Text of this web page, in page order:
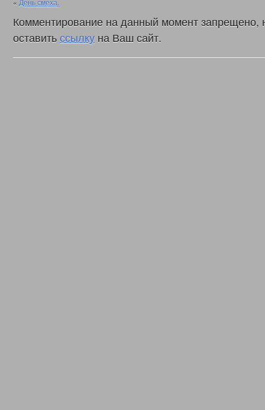
« День смеха.
Комментирование на данный момент запрещено,
оставитьссылку на Ваш сайт.